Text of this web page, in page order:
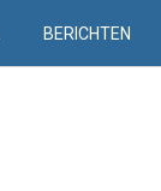
BERICHTEN